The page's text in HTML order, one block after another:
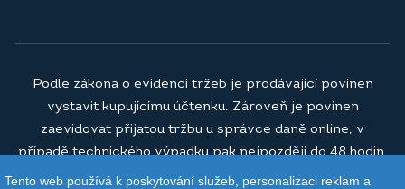
© 2026Vaše pekárna a.s.
Podle zákona o evidenci tržeb je prodávající povinen
vystavit kupujícímu účtenku. Zároveň je povinen
zaevidovat přijatou tržbu u správce daně online; v
případě technického výpadku pak nejpozději do 48 hodin.
Tento web používá k poskytování služeb, personalizaci reklam a